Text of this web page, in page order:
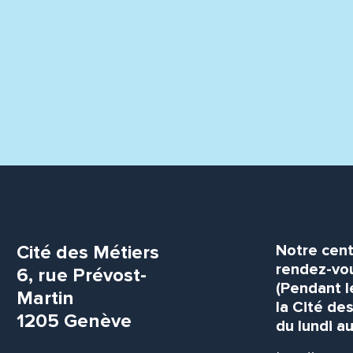
Cité des Métiers
6, rue Prévost-
Martin
1205 Genève
Notre
rendez-
(Pendant
la Cité
du lundi